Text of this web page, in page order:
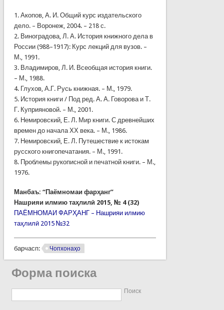
1. Акопов, А. И. Общий курс издательского
дело. – Воронеж, 2004. – 218 с.
2. Виноградова, Л. А. История книжного дела в
России (988–1917): Курс лекций для вузов. –
М., 1991.
3. Владимиров, Л. И. Всеобщая история книги.
– М., 1988.
4. Глухов, А.Г. Русь книжная. – М., 1979.
5. История книги / Под ред. А. А. Говорова и Т.
Г. Куприяновой. – М., 2001.
6. Немировский, Е. Л. Мир книги. С древнейших
времен до начала ХХ века. – М., 1986.
7. Немировский, Е. Л. Путешествие к истокам
русского книгопечатания. – М., 1991.
8. Проблемы рукописной и печатной книги. – М.,
1976.
Манбаъ: “Паёмномаи фарҳанг”
Нашрияи илмию таҳлилӣ 2015, № 4 (32)
ПАЁМНОМАИ ФАРҲАНГ – Нашрияи илмию
таҳлилӣ 2015 №32
барчасп: Чопхонаҳо
Форма поиска
Поиск